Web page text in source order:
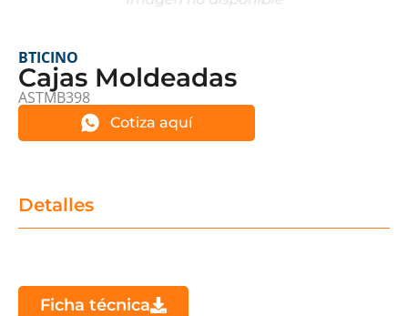
BTICINO
Cajas Moldeadas
ASTMB398
Cotiza aquí
Detalles
Ficha técnica